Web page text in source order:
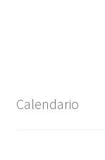
Calendario